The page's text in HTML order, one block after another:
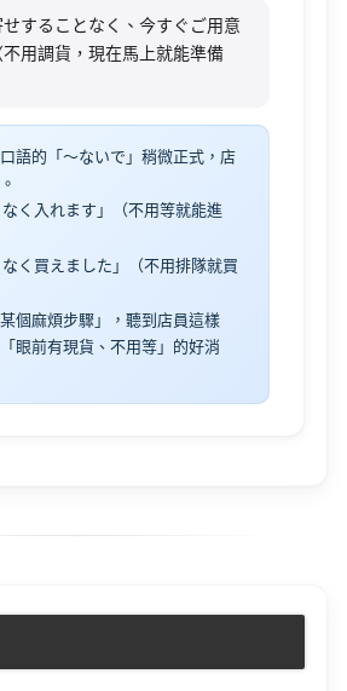
することなく、今すぐご用意
用調貨，現在馬上就能準備
口語的「〜ないで」稍微正式，店
く入れます」（不用等就能進
く買えました」（不用排隊就買
個麻煩步驟」，聽到店員這樣
眼前有現貨、不用等」的好消